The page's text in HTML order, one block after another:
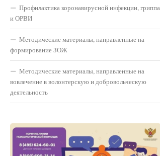
Профилактика коронавирусной инфекции, гриппа
и ОРВИ
Методические материалы, направленные на
формирование ЗОЖ
Методические материалы, направленные на
вовлечение в волонтерскую и добровольческую
деятельность